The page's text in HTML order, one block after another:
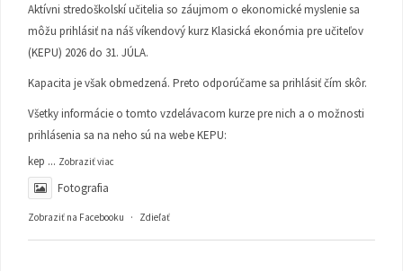
Aktívni stredoškolskí učitelia so záujmom o ekonomické myslenie sa
môžu prihlásiť na náš víkendový kurz Klasická ekonómia pre učiteľov
(KEPU) 2026 do 31. JÚLA.
Kapacita je však obmedzená. Preto odporúčame sa prihlásiť čím skôr.
Všetky informácie o tomto vzdelávacom kurze pre nich a o možnosti
prihlásenia sa na neho sú na webe KEPU:
kep ... Zobraziť viac
Fotografia
Zobraziť na Facebooku · Zdieľať